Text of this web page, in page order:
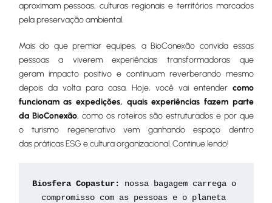
aproximam pessoas, culturas regionais e territórios marcados
pela preservação ambiental.
Mais do que premiar equipes, a BioConexão convida essas
pessoas a viverem experiências transformadoras que
geram impacto positivo e continuam reverberando mesmo
depois da volta para casa. Hoje, você vai entender como
funcionam as expedições, quais experiências fazem parte
da BioConexão, como os roteiros são estruturados e por que
o turismo regenerativo vem ganhando espaço dentro
das práticas ESG e cultura organizacional. Continue lendo!
Biosfera Copastur:
nossa bagagem carrega o
compromisso com as pessoas e o planeta